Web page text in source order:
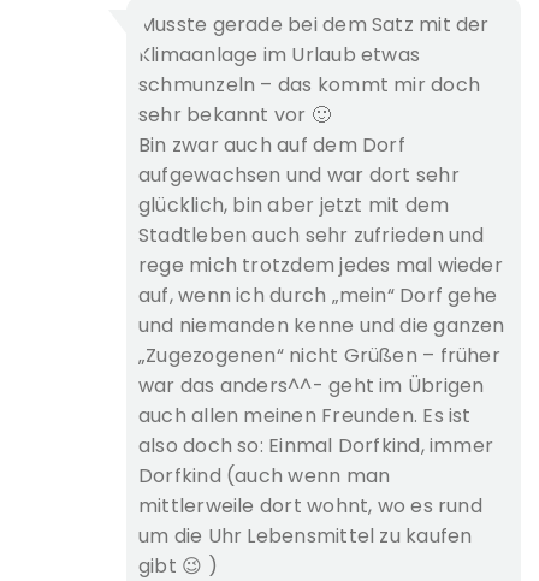
Musste gerade bei dem Satz mit der
Klimaanlage im Urlaub etwas
schmunzeln – das kommt mir doch
sehr bekannt vor 🙂
Bin zwar auch auf dem Dorf
aufgewachsen und war dort sehr
glücklich, bin aber jetzt mit dem
Stadtleben auch sehr zufrieden und
rege mich trotzdem jedes mal wieder
auf, wenn ich durch „mein“ Dorf gehe
und niemanden kenne und die ganzen
„Zugezogenen“ nicht Grüßen – früher
war das anders^^- geht im Übrigen
auch allen meinen Freunden. Es ist
also doch so: Einmal Dorfkind, immer
Dorfkind (auch wenn man
mittlerweile dort wohnt, wo es rund
um die Uhr Lebensmittel zu kaufen
gibt 😉 )